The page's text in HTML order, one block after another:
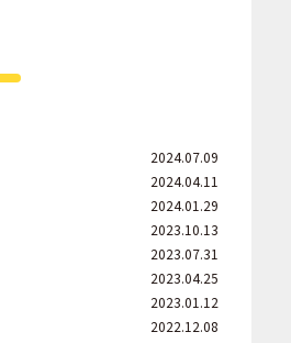
2024.07.09
2024.04.11
2024.01.29
2023.10.13
2023.07.31
2023.04.25
2023.01.12
2022.12.08